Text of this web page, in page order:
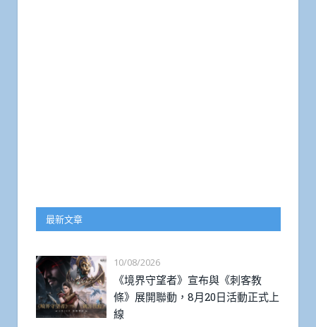
最新文章
10/08/2026
《境界守望者》宣布與《刺客教
條》展開聯動，8月20日活動正式上
線